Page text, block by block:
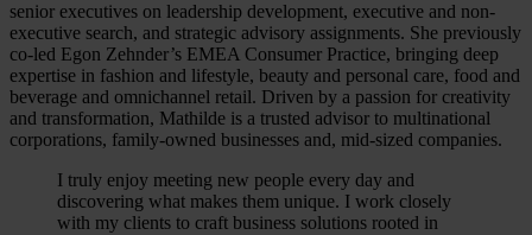
senior executives on leadership development, executive and non-
executive search, and strategic advisory assignments. She previously
co-led Egon Zehnder’s EMEA Consumer Practice, bringing deep
expertise in fashion and lifestyle, beauty and personal care, food and
beverage and omnichannel retail. Driven by a passion for creativity
and transformation, Mathilde is a trusted advisor to multinational
corporations, family-owned businesses and, mid-sized companies.
I truly enjoy meeting new people every day and
discovering what makes them unique. I work closely
with my clients to craft business solutions rooted in